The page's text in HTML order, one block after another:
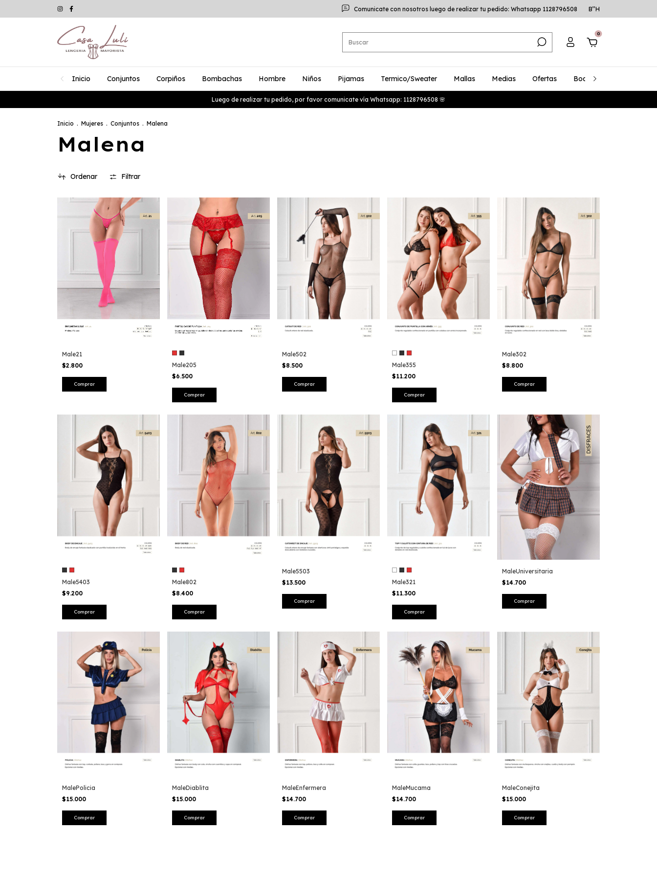
Comunicate con nosotros luego de realizar tu pedido: Whatsapp 1128796508 B’’H
0
Inicio Conjuntos Corpiños Bombachas Hombre Niños Pijamas Termico/Sweater Mallas Medias Ofertas Bodys
Luego de realizar tu pedido, por favor comunicate vía Whatsapp: 1128796508 🌸
Inicio . Mujeres . Conjuntos . Malena
Malena
Ordenar Filtrar
Male21
$2.800
Comprar
Male205
$6.500
Comprar
Male502
$8.500
Comprar
Male355
$11.200
Comprar
Male302
$8.800
Comprar
Male5403
$9.200
Comprar
Male802
$8.400
Comprar
Male5503
$13.500
Comprar
Male321
$11.300
Comprar
MaleUniversitaria
$14.700
MalePolicia
$15.000
MaleDiablita
$15.000
MaleEnfermera
$14.700
MaleMucama
$14.700
MaleConejita
$15.000